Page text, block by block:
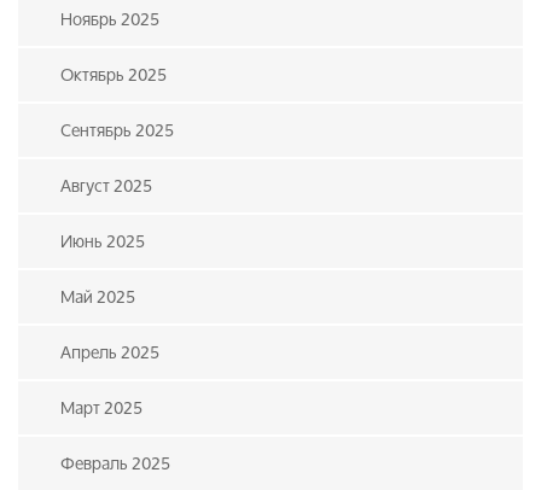
Ноябрь 2025
Октябрь 2025
Сентябрь 2025
Август 2025
Июнь 2025
Май 2025
Апрель 2025
Март 2025
Февраль 2025